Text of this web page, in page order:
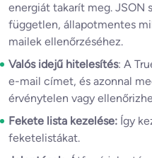
energiát takarít meg. JSON
független, állapotmentes
mailek ellenőrzéséhez.
Valós idejű hitelesítés: A
e-mail címet, és azonnal
érvénytelen vagy
Fekete lista kezelése: Így
feketelistákat.